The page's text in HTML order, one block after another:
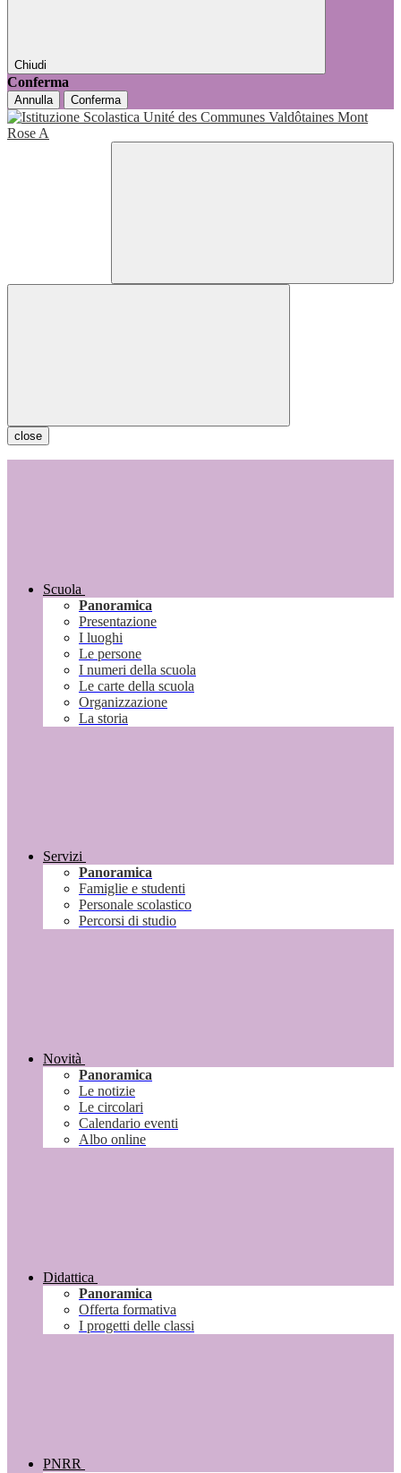
Chiudi
Conferma
Annulla Conferma
close
Scuola
Panoramica
Presentazione
I luoghi
Le persone
I numeri della scuola
Le carte della scuola
Organizzazione
La storia
Servizi
Panoramica
Famiglie e studenti
Personale scolastico
Percorsi di studio
Novità
Panoramica
Le notizie
Le circolari
Calendario eventi
Albo online
Didattica
Panoramica
Offerta formativa
I progetti delle classi
PNRR